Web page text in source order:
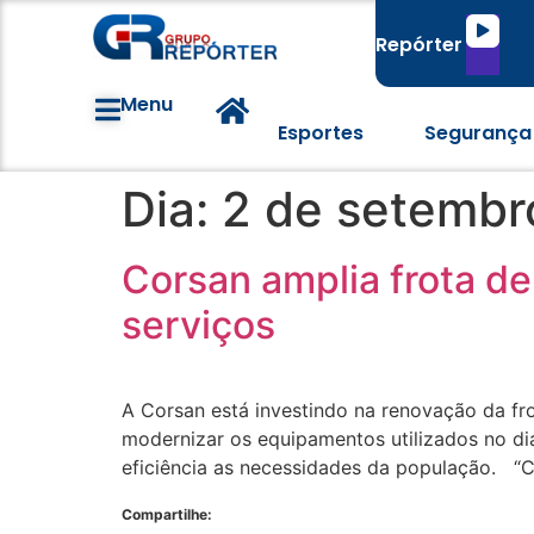
Repórter
Tocador
áudio
Menu
Esportes
Segurança
Dia: 2 de
Corsan amplia frota
serviços
A Corsan está investindo na renovação da
modernizar os equipamentos utilizados no
eficiência as necessidades da população.
Compartilhe: